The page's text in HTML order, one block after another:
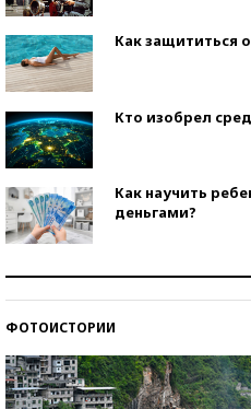
Как защититься
Кто изобрел
Как научить
деньгами?
ФОТОИСТОРИИ